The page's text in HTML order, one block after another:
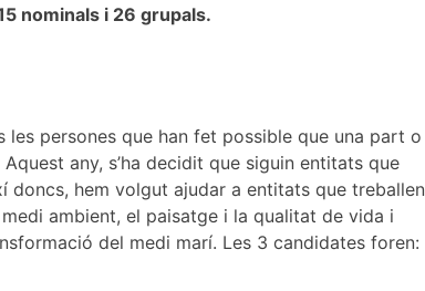
nominals i 26 grupals.
persones que han fet possible que una part o
any, s’ha decidit que siguin entitats que
doncs, hem volgut ajudar a entitats que treballen
ambient, el paisatge i la qualitat de vida i
del medi marí. Les 3 candidates foren: